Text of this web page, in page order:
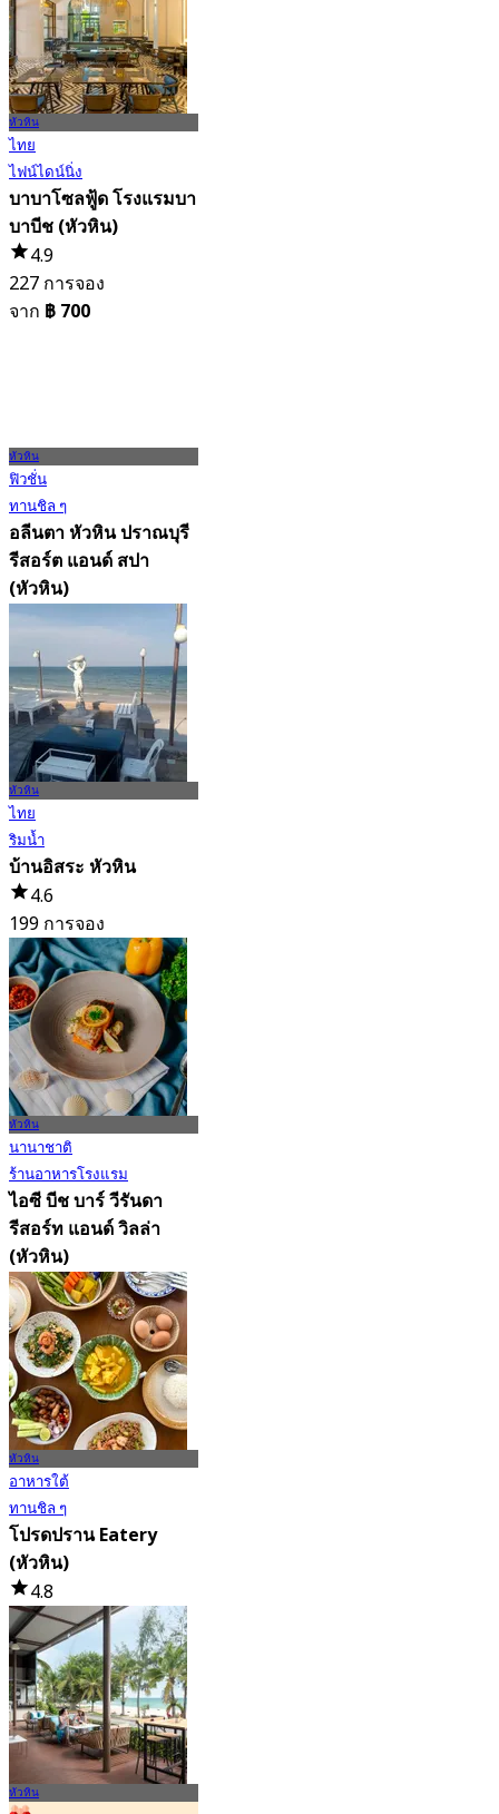
หัวหิน
ไทย
ไฟน์ไดน์นิ่ง
บาบาโซลฟู้ด โรงแรมบา
บาบีช (หัวหิน)
4.9
227 การจอง
จาก ฿ 700
หัวหิน
ฟิวชั่น
ทานชิล ๆ
อลีนตา หัวหิน ปราณบุรี
รีสอร์ต แอนด์ สปา
(หัวหิน)
4.9
148 การจอง
จาก฿ 799
หัวหิน
ไทย
ริมน้ำ
บ้านอิสระ หัวหิน
4.6
199 การจอง
จาก฿ 595
หัวหิน
นานาชาติ
ร้านอาหารโรงแรม
ไอซี บีช บาร์ วีรันดา
รีสอร์ท แอนด์ วิลล่า
(หัวหิน)
New
4.5
จาก฿ 837.5
หัวหิน
อาหารใต้
ทานชิล ๆ
โปรดปราน Eatery
(หัวหิน)
4.8
88 การจอง
จาก฿ 422.5
หัวหิน